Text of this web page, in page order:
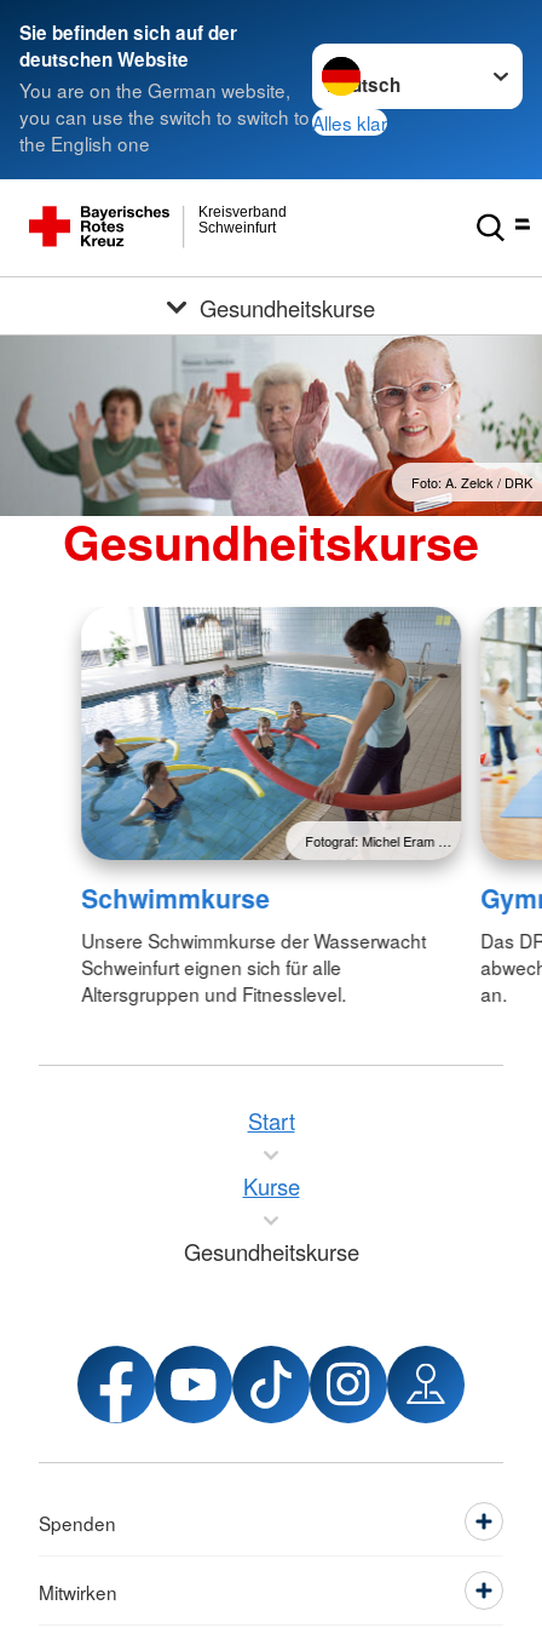
Sie befinden sich auf der
deutschen Website
You are on the German website,
you can use the switch to switch to
the English one
Sprache wechseln zu
Alles klar
Schweinfurt
Kreisverband
Gesundheitskurse
Foto: A. Zelck / DRK
Gesundheitskurse
Fotograf: Michel Eram …
Schwimmkurse
Unsere Schwimmkurse der Wasserwacht
Schweinfurt eignen sich für alle
Altersgruppen und Fitnesslevel.
Das
an.
Start
Kurse
Gesundheitskurse
Spenden
Mitwirken